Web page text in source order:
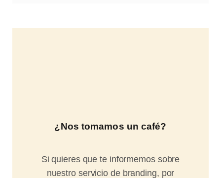
¿Nos tomamos un café?
Si quieres que te informemos sobre
nuestro servicio de branding, por